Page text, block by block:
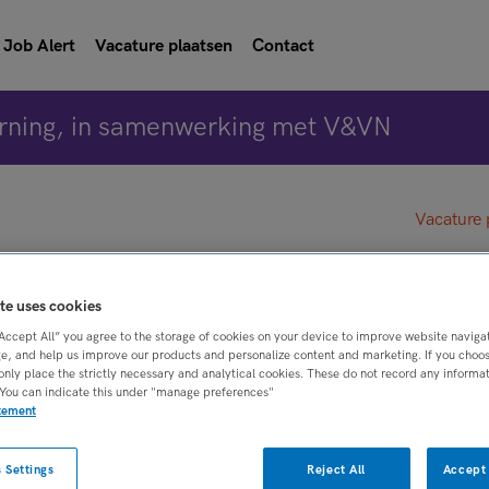
Job Alert Vacature plaatsen Contact
in samenwerking met V&VN
Vacature
teams
Tijdelijk met
uses cookies
All” you agree to the storage of cookies on your device to improve website
and help us improve our products and personalize content and marketing. If you
place the strictly necessary and analytical cookies. These do not record any
can indicate this under "manage preferences"
Reject All Accept
Settings